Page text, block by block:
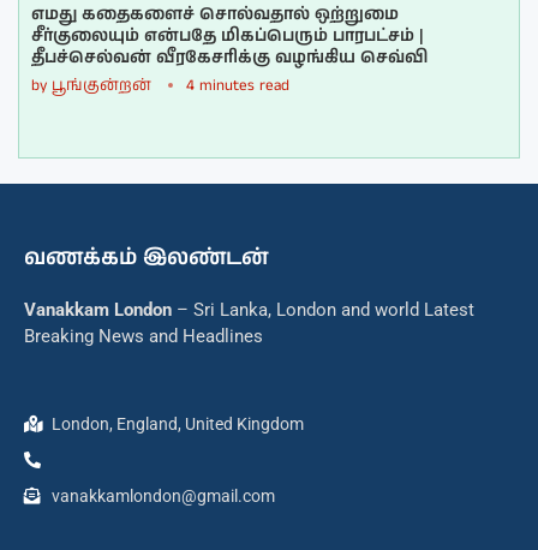
எமது கதைகளைச் சொல்வதால் ஒற்றுமை
சீர்குலையும் என்பதே மிகப்பெரும் பாரபட்சம் |
தீபச்செல்வன் வீரகேசரிக்கு வழங்கிய செவ்வி
by பூங்குன்றன் 4 minutes read
வணக்கம் இலண்டன்
Vanakkam London – Sri Lanka, London and world Latest
Breaking News and Headlines
London, England, United Kingdom
vanakkamlondon@gmail.com